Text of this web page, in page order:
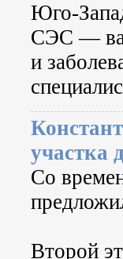
Юго-
СЭС —
и
участка
Со
Второй